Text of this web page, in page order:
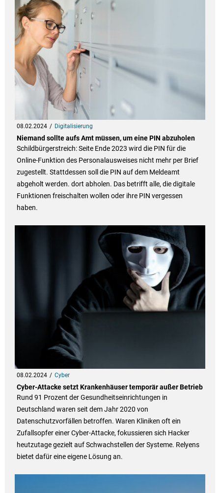
08.02.2024 Digitalisierung
Niemand sollte aufs Amt müssen, um eine PIN abzuholen
Schildbürgerstreich: Seite Ende 2023 wird die PIN für die
Online-Funktion des Personalausweises nicht mehr per Brief
zugestellt. Stattdessen soll die PIN auf dem Meldeamt
abgeholt werden. dort abholen. Das betrifft alle, die digitale
Funktionen freischalten wollen oder ihre PIN vergessen
haben.
08.02.2024 Cyber
Cyber-Attacke setzt Krankenhäuser temporär außer Betrieb
Rund 91 Prozent der Gesundheitseinrichtungen in
Deutschland waren seit dem Jahr 2020 von
Datenschutzvorfällen betroffen. Waren Kliniken oft ein
Zufallsopfer einer Cyber-Attacke, fokussieren sich Hacker
heutzutage gezielt auf Schwachstellen der Systeme. Relyens
bietet dafür eine eigene Lösung an.